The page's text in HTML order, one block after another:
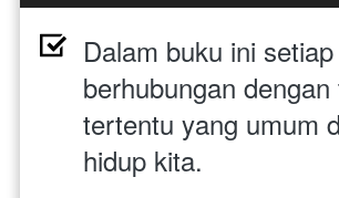
Dalam buku ini s
berhubungan
tertentu yang umum
hidup kita.